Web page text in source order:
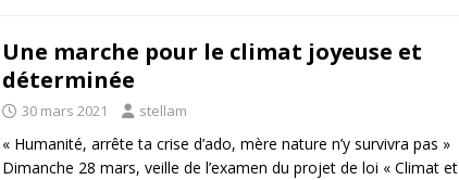
Une marche pour le climat joyeuse et
déterminée
30 mars 2021 stellam
« Humanité, arrête ta crise d’ado, mère nature n’y survivra pas »
Dimanche 28 mars, veille de l’examen du projet de loi « Climat et